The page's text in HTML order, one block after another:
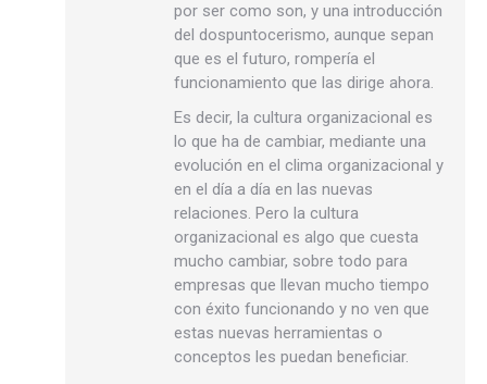
por ser como son, y una introducción
del dospuntocerismo, aunque sepan
que es el futuro, rompería el
funcionamiento que las dirige ahora.
Es decir, la cultura organizacional es
lo que ha de cambiar, mediante una
evolución en el clima organizacional y
en el día a día en las nuevas
relaciones. Pero la cultura
organizacional es algo que cuesta
mucho cambiar, sobre todo para
empresas que llevan mucho tiempo
con éxito funcionando y no ven que
estas nuevas herramientas o
conceptos les puedan beneficiar.